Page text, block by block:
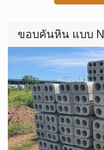
ขอบคันหิน แบบ N